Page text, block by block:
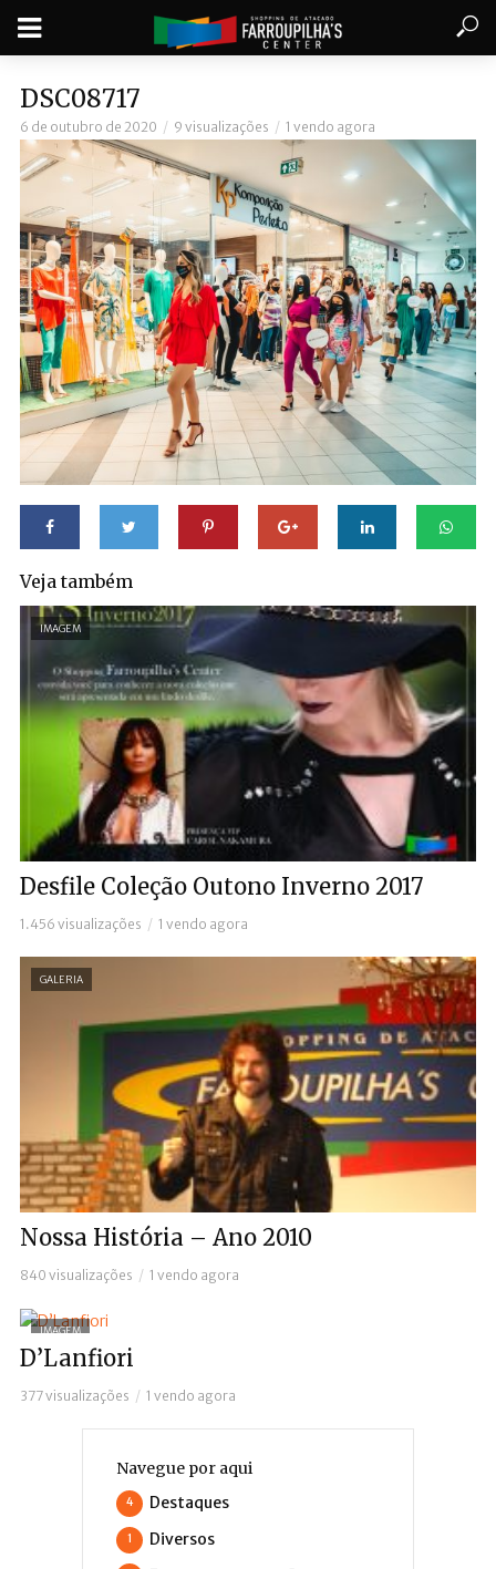
DSC08717
6 de outubro de 2020 9 visualizações 1 vendo agora
Veja também
IMAGEM
Desfile Coleção Outono Inverno 2017
1.456 visualizações 1 vendo agora
GALERIA
Nossa História – Ano 2010
840 visualizações 1 vendo agora
IMAGEM
D’Lanfiori
377 visualizações 1 vendo agora
Navegue por aqui
Destaques
4
Diversos
1